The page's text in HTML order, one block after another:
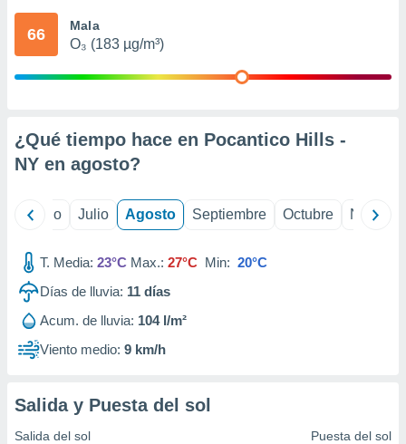
mediante
publicidad
1199
66 Mala
O₃ (183 µg/m³)
¿Qué tiempo hace en Pocantico Hills -
NY en agosto?
Junio Julio Agosto Septiembre Octubre
T. Media: 23°C Max.: 27°C Min: 20°C
Días de lluvia: 11 días
Acum. de lluvia: 104 l/m²
Viento medio: 9 km/h
Salida y Puesta del sol
Salida del sol Puesta del sol